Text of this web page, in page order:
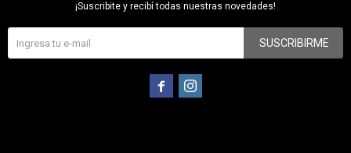
¡Suscribite y recibí todas nuestras novedades!
SUSCRIBIRME
 